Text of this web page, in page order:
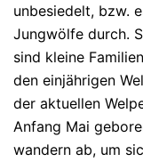
unbesiedelt, bzw.
Jungwölfe durch.
sind kleine
den einjährigen
der aktuellen
Anfang Mai
wandern ab, um